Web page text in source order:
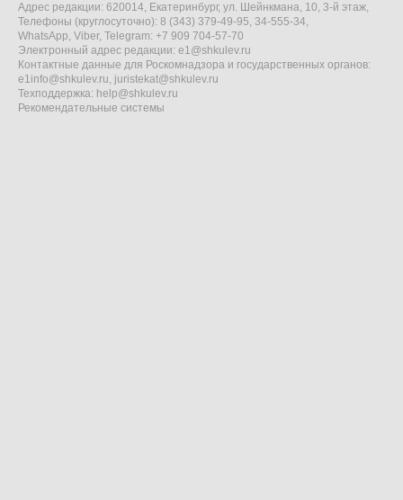
Адрес редакции: 620014, Екатеринбург, ул. Шейнкмана, 10, 3-й этаж,
Телефоны (круглосуточно): 8 (343) 379-49-95, 34-555-34,
WhatsApp, Viber, Telegram: +7 909 704-57-70
Электронный адрес редакции: e1@shkulev.ru
Контактные данные для Роскомнадзора и государственных органов:
e1info@shkulev.ru, juristekat@shkulev.ru
Техподдержка: help@shkulev.ru
Рекомендательные системы